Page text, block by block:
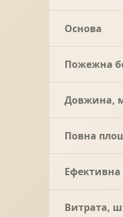
Основа
Пожежна
Довжина,
Повна
Витрата,